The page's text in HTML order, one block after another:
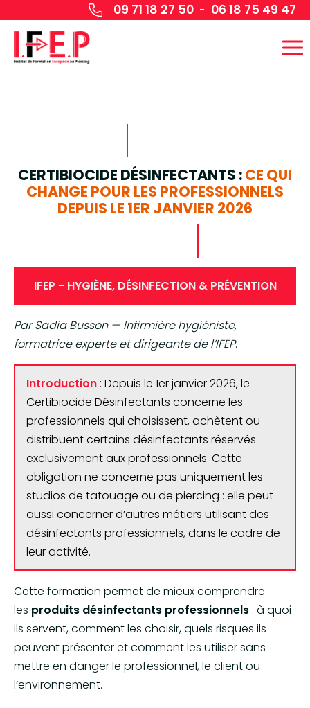
09 71 18 27 50 - 06 18 75 49 47
CERTIBIOCIDE DÉSINFECTANTS :CE QUI
CHANGE POUR LES PROFESSIONNELS
DEPUIS LE 1ER JANVIER 2026
IFEP - HYGIÈNE, DÉSINFECTION & PRÉVENTION
Par Sadia Busson — Infirmière hygiéniste,
formatrice experte et dirigeante de l’IFEP.
Introduction : Depuis le 1er janvier 2026, le
Certibiocide Désinfectants concerne les
professionnels qui choisissent, achètent ou
distribuent certains désinfectants réservés
exclusivement aux professionnels. Cette
obligation ne concerne pas uniquement les
studios de tatouage ou de piercing : elle peut
aussi concerner d’autres métiers utilisant des
désinfectants professionnels, dans le cadre de
leur activité.
Cette formation permet de mieux comprendre
les produits désinfectants professionnels : à quoi
ils servent, comment les choisir, quels risques ils
peuvent présenter et comment les utiliser sans
mettre en danger le professionnel, le client ou
l’environnement.
Panneau de gestion des cookies